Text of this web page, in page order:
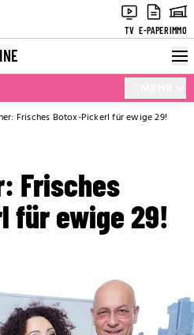
TV E-PAPERIMMO
Frisches Botox-Pickerl für ewige 29!
Frisches
für ewige 29!